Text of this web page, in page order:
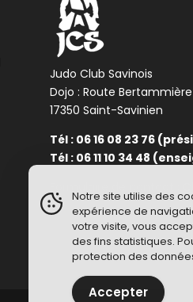
Judo Club Savinois
Dojo : Route Bertammière
17350 Saint-Savinien
Tél : 06 16 08 23 76
Tél : 06 11 10 34 48
Notre site utilise des
expérience de
votre visite, vous
des fins statistiques.
protection des
Accepter